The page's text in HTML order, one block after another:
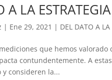
A LA
| Ene 29, 2021 | DEL DATO A LA
que hemos valorado
contundentemente. A
consideren la...